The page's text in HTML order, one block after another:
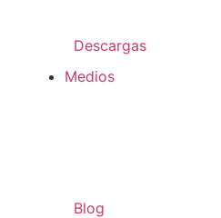
Descargas
Medios
Blog